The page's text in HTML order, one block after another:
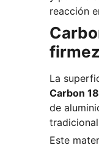
reacción
La
Carbon
de
Este